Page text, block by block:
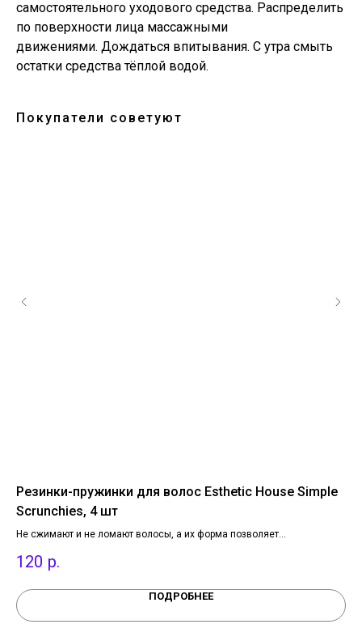
самостоятельного уходового средства. Распределить
по поверхности лица массажными
движениями. Дождаться впитывания. С утра смыть
остатки средства тёплой водой.
Покупатели советуют
Резинки-пружинки для волос Esthetic House Simple
Scrunchies, 4 шт
Не сжимают и не ломают волосы, а их форма позволяет
120 р.
ПОДРОБНЕЕ